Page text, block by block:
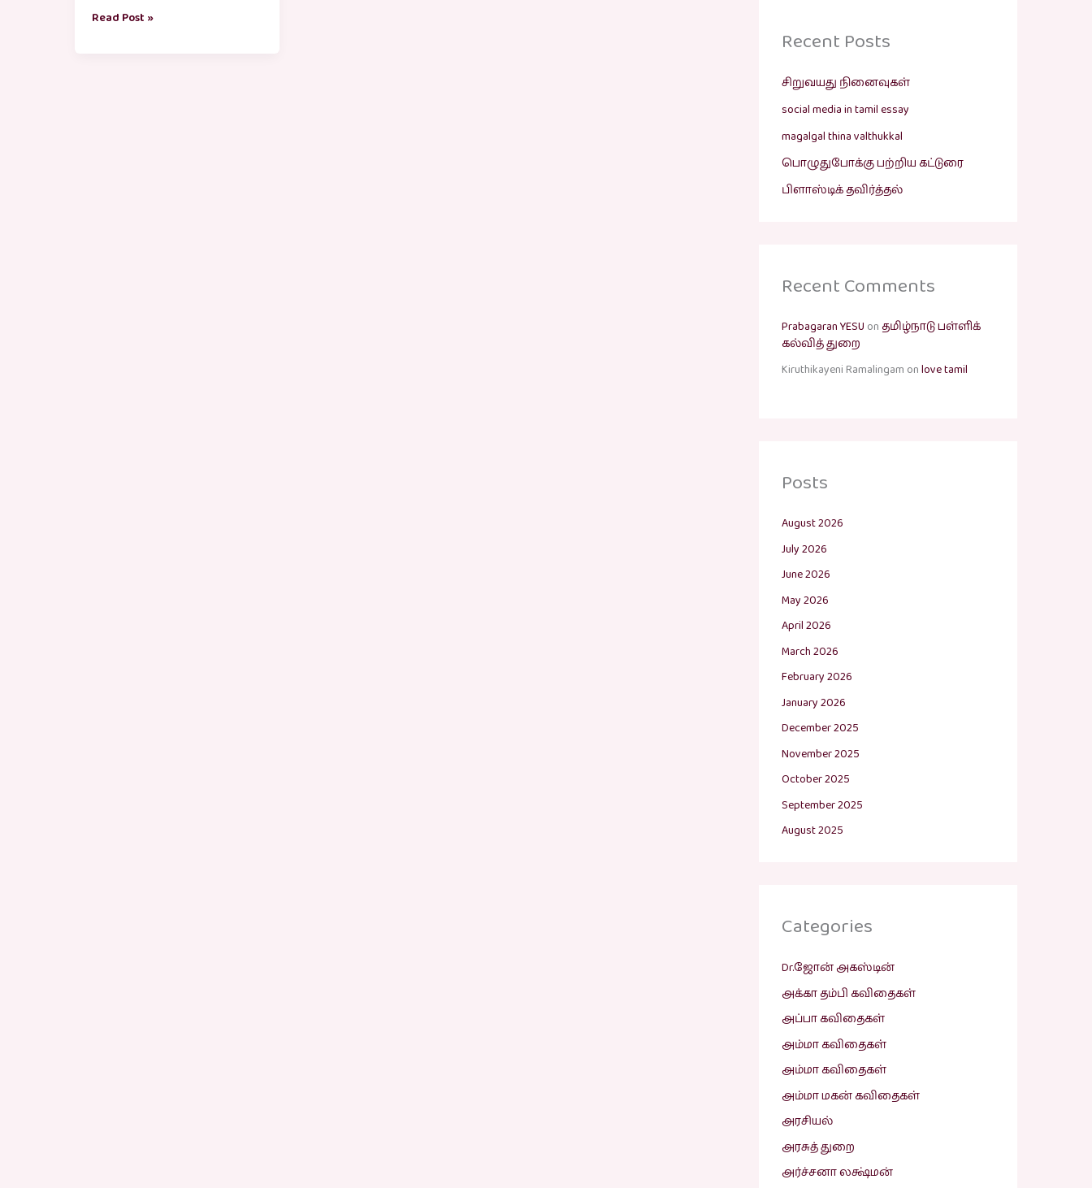
Read Post »
Recent Posts
சிறுவயது நினைவுகள்
social media in tamil essay
magalgal thina valthukkal
பொழுதுபோக்கு பற்றிய கட்டுரை
பிளாஸ்டிக் தவிர்த்தல்
Recent Comments
Prabagaran YESU onதமிழ்நாடு பள்ளிக்
கல்வித் துறை
Kiruthikayeni Ramalingam onlove tamil
Posts
August 2026
July 2026
June 2026
May 2026
April 2026
March 2026
February 2026
January 2026
December 2025
November 2025
October 2025
September 2025
August 2025
Categories
Dr.ஜோன் அகஸ்டின்
அக்கா தம்பி கவிதைகள்
அப்பா கவிதைகள்
அம்மா கவிதைகள்
அம்மா கவிதைகள்
அம்மா மகன் கவிதைகள்
அரசியல்
அரசுத் துறை
அர்ச்சனா லக்ஷ்மன்